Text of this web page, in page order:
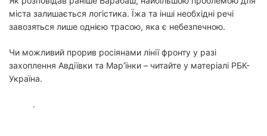
міста залишається логістика. Їжа та інші необхідні речі
завозяться лише однією трасою, яка є небезпечною.
Чи можливий прорив росіянами лінії фронту у разі
захоплення Авдіївки та Мар’їнки – читайте у матеріалі РБК-
Україна.
.